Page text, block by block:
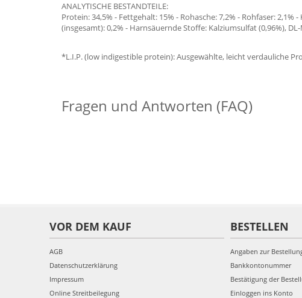
ANALYTISCHE BESTANDTEILE:
Protein: 34,5% - Fettgehalt: 15% - Rohasche: 7,2% - Rohfaser:
(insgesamt): 0,2% - Harnsäuernde Stoffe: Kalziumsulfat (0,96%),
*L.I.P. (low indigestible protein): Ausgewählte, leicht verdauliche
Fragen und Antworten (FAQ)
VOR DEM KAUF
AGB
Datenschutzerklärung
Impressum
Online Streitbeilegung
BESTELLEN
Angaben zur
Bankkontonummer
Bestätigung der
Einloggen ins Konto